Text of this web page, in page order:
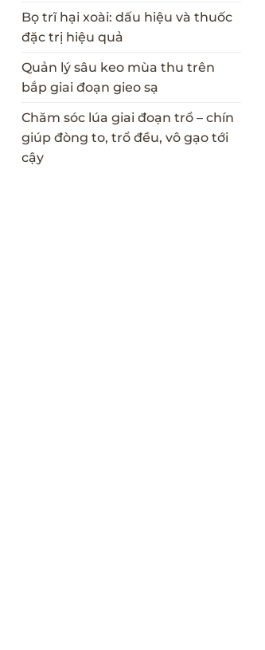
Bọ trĩ hại xoài: dấu hiệu và thuốc
đặc trị hiệu quả
Quản lý sâu keo mùa thu trên
bắp giai đoạn gieo sạ
Chăm sóc lúa giai đoạn trổ – chín
giúp đòng to, trổ đều, vô gạo tới
cậy